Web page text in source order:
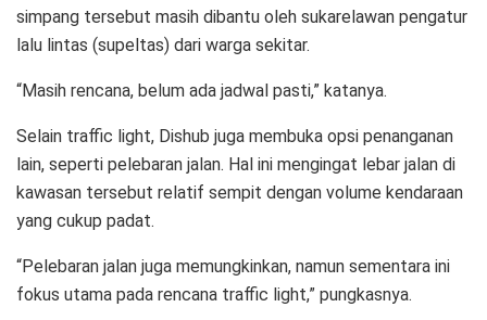
simpang tersebut masih dibantu oleh sukarelawan pengatur
lalu lintas (supeltas) dari warga sekitar.
“Masih rencana, belum ada jadwal pasti,” katanya.
Selain traffic light, Dishub juga membuka opsi penanganan
lain, seperti pelebaran jalan. Hal ini mengingat lebar jalan di
kawasan tersebut relatif sempit dengan volume kendaraan
yang cukup padat.
“Pelebaran jalan juga memungkinkan, namun sementara ini
fokus utama pada rencana traffic light,” pungkasnya.